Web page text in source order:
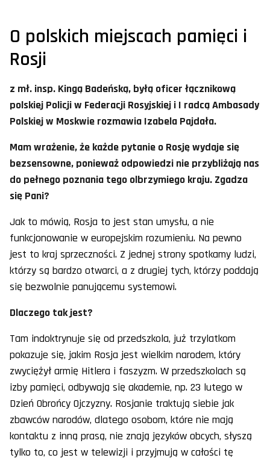
O polskich miejscach pamięci i
Rosji
z mł. insp. Kingą Badeńską, byłą oficer łącznikową
polskiej Policji w Federacji Rosyjskiej i I radcą Ambasady
Polskiej w Moskwie rozmawia Izabela Pajdała.
Mam wrażenie, że każde pytanie o Rosję wydaje się
bezsensowne, ponieważ odpowiedzi nie przybliżają nas
do pełnego poznania tego olbrzymiego kraju. Zgadza
się Pani?
Jak to mówią, Rosja to jest stan umysłu, a nie
funkcjonowanie w europejskim rozumieniu. Na pewno
jest to kraj sprzeczności. Z jednej strony spotkamy ludzi,
którzy są bardzo otwarci, a z drugiej tych, którzy poddają
się bezwolnie panującemu systemowi.
Dlaczego tak jest?
Tam indoktrynuje się od przedszkola, już trzylatkom
pokazuje się, jakim Rosja jest wielkim narodem, który
zwyciężył armię Hitlera i faszyzm. W przedszkolach są
izby pamięci, odbywają się akademie, np. 23 lutego w
Dzień Obrońcy Ojczyzny. Rosjanie traktują siebie jak
zbawców narodów, dlatego osobom, które nie mają
kontaktu z inną prasą, nie znają języków obcych, słyszą
tylko to, co jest w telewizji i przyjmują w całości tę